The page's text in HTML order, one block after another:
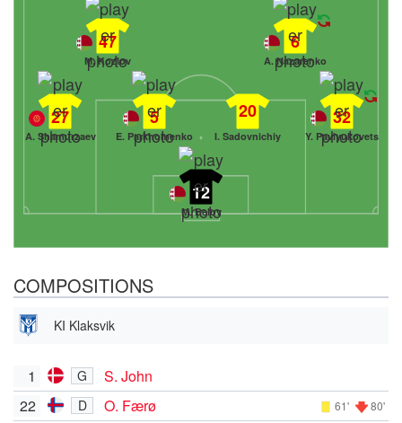
12
M. Belov
27
A. Shamurzaev
5
E. Parkhomenko
20
I. Sadovnichiy
32
Y. Pavlyukovets
47
M. Kozlov
6
A. Nazarenko
COMPOSITIONS
KI Klaksvik
1 G
S. John
22
D O. Færø 61' 80'